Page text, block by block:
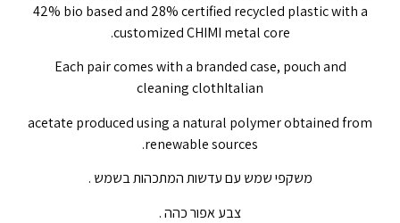
42% bio based and 28% certified recycled plastic with a
customized CHIMI metal core.
Each pair comes with a branded case, pouch and
cleaning clothItalian
acetate produced using a natural polymer obtained from
renewable sources.
משקפי שמש עם עדשות המתכהות בשמש .
צבע אפור כהה .